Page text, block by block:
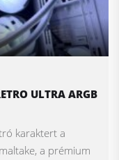
ULTRA ARGB
karaktert a
a prémium